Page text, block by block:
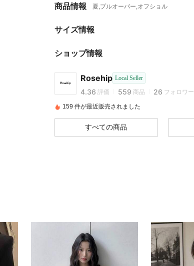
商品情報 夏,プルオーバー,オフショル
サイズ情報
ショップ情報
Rosehip Local Seller
4.36
4.36
559
4.36 評価 559 商品 26 フォロワー
4.36 559
4.36
559
26
4.36
559
26
159 件が最近販売されました
すべての商品